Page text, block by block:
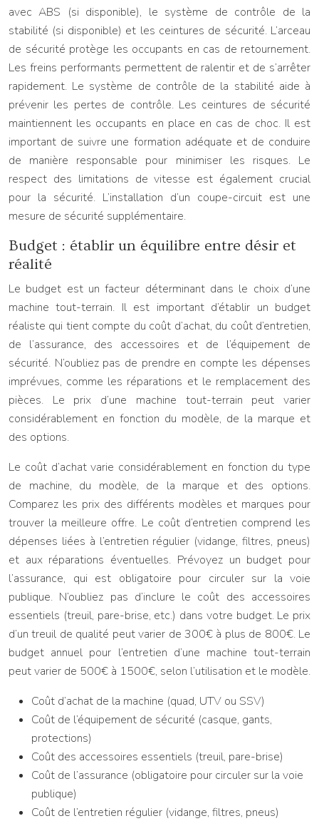
avec ABS (si disponible), le système de contrôle de la
stabilité (si disponible) et les ceintures de sécurité. L’arceau
de sécurité protège les occupants en cas de retournement.
Les freins performants permettent de ralentir et de s’arrêter
rapidement. Le système de contrôle de la stabilité aide à
prévenir les pertes de contrôle. Les ceintures de sécurité
maintiennent les occupants en place en cas de choc. Il est
important de suivre une formation adéquate et de conduire
de manière responsable pour minimiser les risques. Le
respect des limitations de vitesse est également crucial
pour la sécurité. L’installation d’un coupe-circuit est une
mesure de sécurité supplémentaire.
Budget : établir un équilibre entre désir et
réalité
Le budget est un facteur déterminant dans le choix d’une
machine tout-terrain. Il est important d’établir un budget
réaliste qui tient compte du coût d’achat, du coût d’entretien,
de l’assurance, des accessoires et de l’équipement de
sécurité. N’oubliez pas de prendre en compte les dépenses
imprévues, comme les réparations et le remplacement des
pièces. Le prix d’une machine tout-terrain peut varier
considérablement en fonction du modèle, de la marque et
des options.
Le coût d’achat varie considérablement en fonction du type
de machine, du modèle, de la marque et des options.
Comparez les prix des différents modèles et marques pour
trouver la meilleure offre. Le coût d’entretien comprend les
dépenses liées à l’entretien régulier (vidange, filtres, pneus)
et aux réparations éventuelles. Prévoyez un budget pour
l’assurance, qui est obligatoire pour circuler sur la voie
publique. N’oubliez pas d’inclure le coût des accessoires
essentiels (treuil, pare-brise, etc.) dans votre budget. Le prix
d’un treuil de qualité peut varier de 300€ à plus de 800€. Le
budget annuel pour l’entretien d’une machine tout-terrain
peut varier de 500€ à 1500€, selon l’utilisation et le modèle.
Coût d’achat de la machine (quad, UTV ou SSV)
Coût de l’équipement de sécurité (casque, gants,
protections)
Coût des accessoires essentiels (treuil, pare-brise)
Coût de l’assurance (obligatoire pour circuler sur la voie
publique)
Coût de l’entretien régulier (vidange, filtres, pneus)